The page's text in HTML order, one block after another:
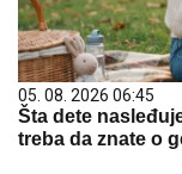
05. 08. 2026 06:45
Šta dete
treba da znate o